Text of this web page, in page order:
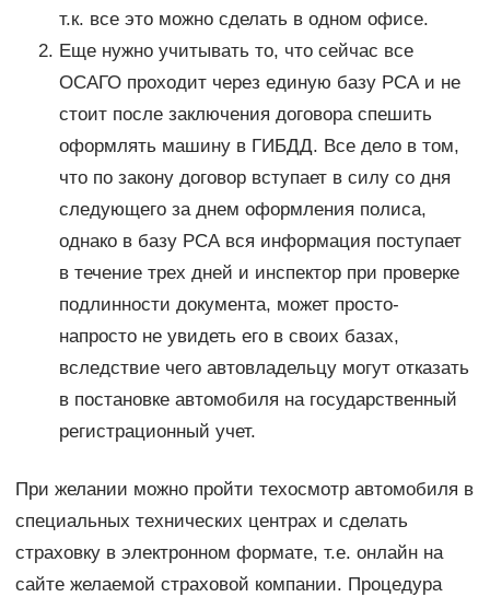
т.к. все это можно сделать в одном офисе.
Еще нужно учитывать то, что сейчас все
ОСАГО проходит через единую базу РСА и не
стоит после заключения договора спешить
оформлять машину в ГИБДД. Все дело в том,
что по закону договор вступает в силу со дня
следующего за днем оформления полиса,
однако в базу РСА вся информация поступает
в течение трех дней и инспектор при проверке
подлинности документа, может просто-
напросто не увидеть его в своих базах,
вследствие чего автовладельцу могут отказать
в постановке автомобиля на государственный
регистрационный учет.
При желании можно пройти техосмотр автомобиля в
специальных технических центрах и сделать
страховку в электронном формате, т.е. онлайн на
сайте желаемой страховой компании. Процедура